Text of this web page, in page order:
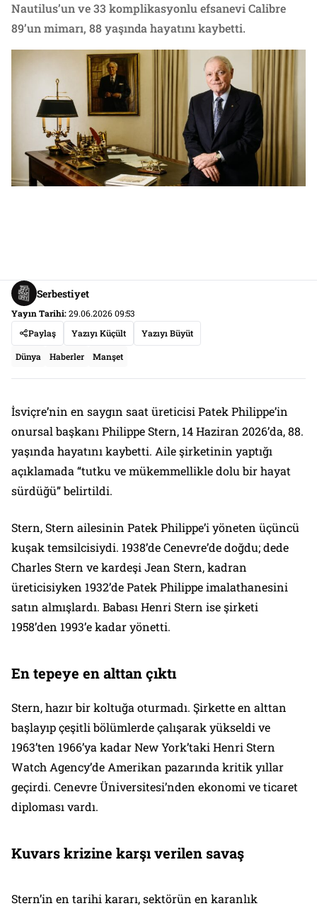
Nautilus’un ve 33 komplikasyonlu efsanevi Calibre
89’un mimarı, 88 yaşında hayatını kaybetti.
Serbestiyet
Yayın Tarihi:29.06.2026 09:53
Paylaş
Yazıyı Küçült Yazıyı Büyüt
Dünya Haberler Manşet
İsviçre’nin en saygın saat üreticisi Patek Philippe’in
onursal başkanı Philippe Stern, 14 Haziran 2026’da, 88.
yaşında hayatını kaybetti. Aile şirketinin yaptığı
açıklamada “tutku ve mükemmellikle dolu bir hayat
sürdüğü” belirtildi.
Stern, Stern ailesinin Patek Philippe’i yöneten üçüncü
kuşak temsilcisiydi. 1938’de Cenevre’de doğdu; dede
Charles Stern ve kardeşi Jean Stern, kadran
üreticisiyken 1932’de Patek Philippe imalathanesini
satın almışlardı. Babası Henri Stern ise şirketi
1958’den 1993’e kadar yönetti.
En tepeye en alttan çıktı
Stern, hazır bir koltuğa oturmadı. Şirkette en alttan
başlayıp çeşitli bölümlerde çalışarak yükseldi ve
1963’ten 1966’ya kadar New York’taki Henri Stern
Watch Agency’de Amerikan pazarında kritik yıllar
geçirdi. Cenevre Üniversitesi’nden ekonomi ve ticaret
diploması vardı.
Kuvars krizine karşı verilen savaş
Stern’in en tarihi kararı, sektörün en karanlık